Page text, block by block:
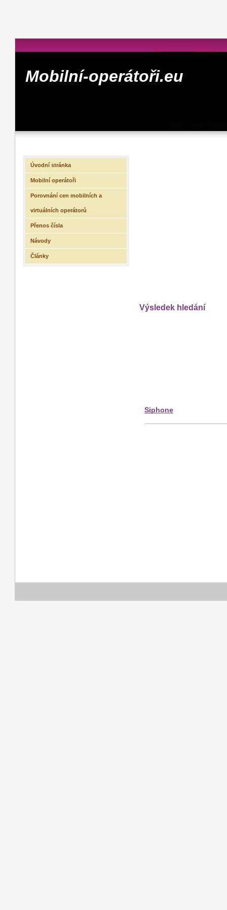
Mobilní-operátoři.eu
Výsledek hledání
Siphone
Úvodní stránka
Mobilní operátoři
Porovnání cen mobilních a
virtuálních operátorů
Přenos čísla
Návody
Články